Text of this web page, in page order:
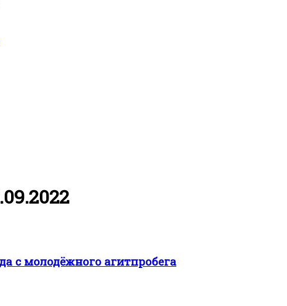
с молодёжного агитпробега